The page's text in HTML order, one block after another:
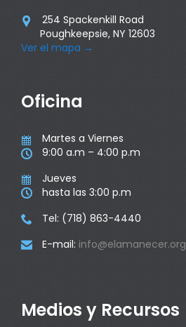

254 Spackenkill Road
Poughkeepsie, NY 12603
Ver el mapa →
Oficina
 Martes a Viernes
 9:00 a.m – 4:00 p.m
 Jueves
 hasta las 3:00 p.m
 Tel: (718) 863-4440
 E-mail: info@elamanecer.org
Medios y Recursos